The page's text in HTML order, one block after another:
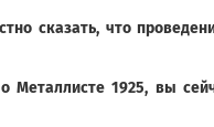
сказать, что
Металлисте 1925, вы